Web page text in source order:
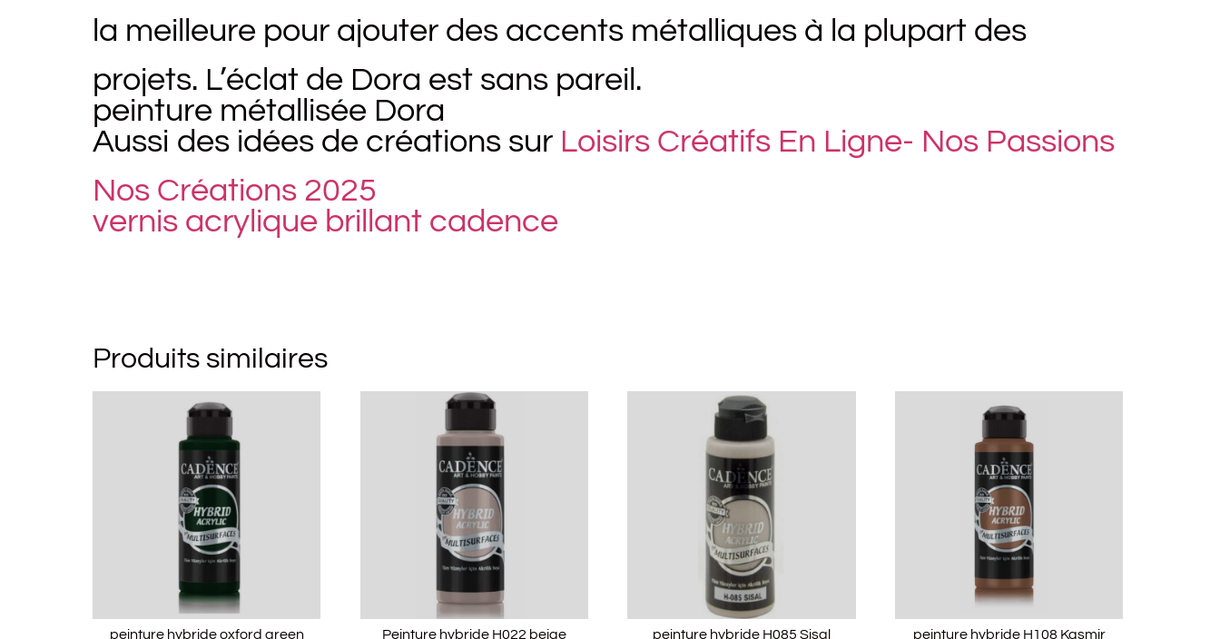
la meilleure pour ajouter des accents métalliques à la plupart des
projets. L’éclat de Dora est sans pareil.
peinture métallisée Dora
Aussi des idées de créations sur Loisirs Créatifs En Ligne- Nos Passions
Nos Créations 2025
vernis acrylique brillant cadence
Produits similaires
peinture hybride oxford green Peinture hybride H022 beige peinture hybride H085 Sisal peinture hybride H108 Kasmir